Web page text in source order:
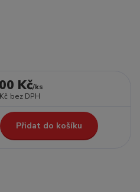
Kč/ks
bez DPH
Přidat do košíku